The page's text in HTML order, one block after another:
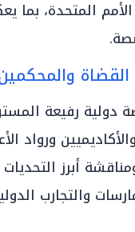
المتحدة،
والمحكمين
رفيعة
أبرز التحديات
والتجارب